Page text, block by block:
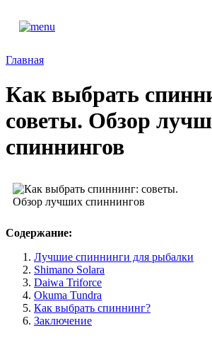
Главная
Как выбрать
советы. Обзор
спиннингов
Содержание:
Лучшие спиннинги для рыбалки
Shimano Solara
Daiwa Triforce
Okuma Tundra
Как выбрать спиннинг?
Заключение